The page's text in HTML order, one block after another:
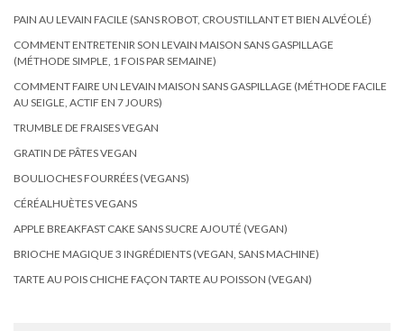
PAIN AU LEVAIN FACILE (SANS ROBOT, CROUSTILLANT ET BIEN ALVÉOLÉ)
COMMENT ENTRETENIR SON LEVAIN MAISON SANS GASPILLAGE
(MÉTHODE SIMPLE, 1 FOIS PAR SEMAINE)
COMMENT FAIRE UN LEVAIN MAISON SANS GASPILLAGE (MÉTHODE FACILE
AU SEIGLE, ACTIF EN 7 JOURS)
TRUMBLE DE FRAISES VEGAN
GRATIN DE PÂTES VEGAN
BOULIOCHES FOURRÉES (VEGANS)
CÉRÉALHUÈTES VEGANS
APPLE BREAKFAST CAKE SANS SUCRE AJOUTÉ (VEGAN)
BRIOCHE MAGIQUE 3 INGRÉDIENTS (VEGAN, SANS MACHINE)
TARTE AU POIS CHICHE FAÇON TARTE AU POISSON (VEGAN)